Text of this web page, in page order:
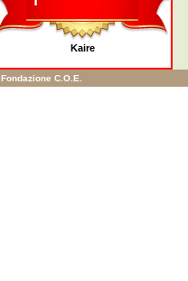
Kaire
Fondazione C.O.E.